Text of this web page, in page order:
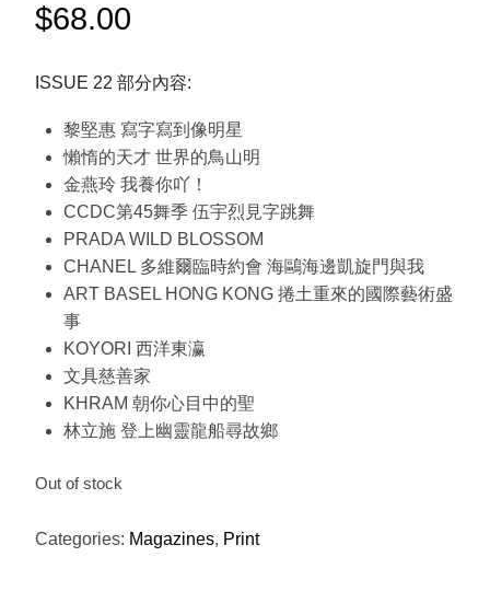
$68.00
ISSUE 22 部分內容:
黎堅惠 寫字寫到像明星
懶惰的天才 世界的鳥山明
金燕玲 我養你吖！
CCDC第45舞季 伍宇烈見字跳舞
PRADA WILD BLOSSOM
CHANEL 多維爾臨時約會 海鷗海邊凱旋門與我
ART BASEL HONG KONG 捲土重來的國際藝術盛
事
KOYORI 西洋東瀛
文具慈善家
KHRAM 朝你心目中的聖
林立施 登上幽靈龍船尋故鄉
Out of stock
Categories: Magazines, Print